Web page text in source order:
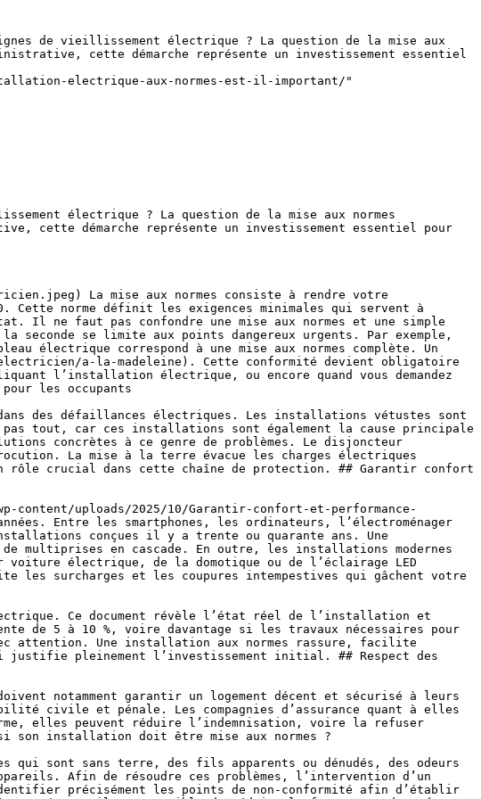
de vieillissement électrique ? La question de la mise aux
cette démarche représente un investissement essentiel
electrique-aux-normes-est-il-important/"
électrique ? La question de la mise aux normes
cette démarche représente un investissement essentiel pour
Cette norme définit les exigences minimales qui servent à
Il ne faut pas confondre une mise aux normes et une simple
se limite aux points dangereux urgents. Par exemple,
correspond à une mise aux normes complète. Un
a-la-madeleine). Cette conformité devient obligatoire
l’installation électrique, ou encore quand vous demandez
les occupants
tout, car ces installations sont également la cause principale
concrètes à ce genre de problèmes. Le disjoncteur
La mise à la terre évacue les charges électriques
rôle crucial dans cette chaîne de protection. ## Garantir confort
Entre les smartphones, les ordinateurs, l’électroménager
conçues il y a trente ou quarante ans. Une
multiprises en cascade. En outre, les installations modernes
électrique, de la domotique ou de l’éclairage LED
surcharges et les coupures intempestives qui gâchent votre
de 5 à 10 %, voire davantage si les travaux nécessaires pour
attention. Une installation aux normes rassure, facilite
justifie pleinement l’investissement initial. ## Respect des
civile et pénale. Les compagnies d’assurance quant à elles
elles peuvent réduire l’indemnisation, voire la refuser
son installation doit être mise aux normes ?
Afin de résoudre ces problèmes, l’intervention d’un
précisément les points de non-conformité afin d’établir